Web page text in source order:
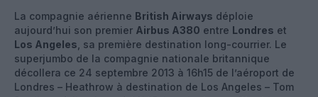
La compagnie aérienne British Airways déploie
aujourd’hui son premier Airbus A380 entre Londres et
Los Angeles , sa première destination long-courrier. Le
superjumbo de la compagnie nationale britannique
décollera ce 24 septembre 2013 à 16h15 de l’aéroport de
Londres – Heathrow à destination de Los Angeles – Tom